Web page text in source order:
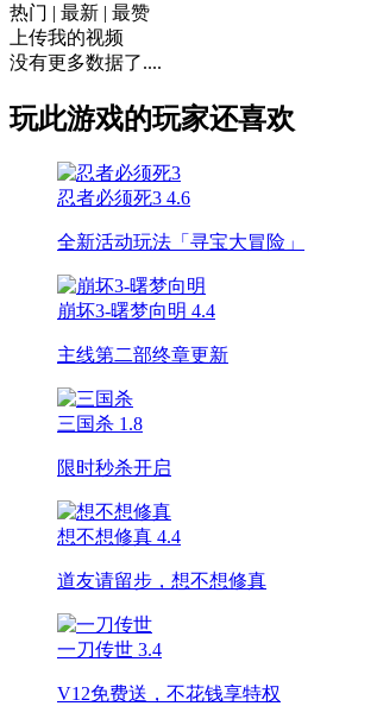
热门 | 最新 | 最赞
上传我的视频
没有更多数据了....
玩此游戏的玩家还喜欢
忍者必须死3 4.6
全新活动玩法「寻宝大冒险」
崩坏3-曙梦向明 4.4
主线第二部终章更新
三国杀 1.8
限时秒杀开启
想不想修真 4.4
道友请留步，想不想修真
一刀传世 3.4
V12免费送，不花钱享特权